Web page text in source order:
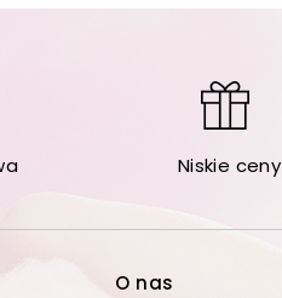
Niskie ceny
O nas